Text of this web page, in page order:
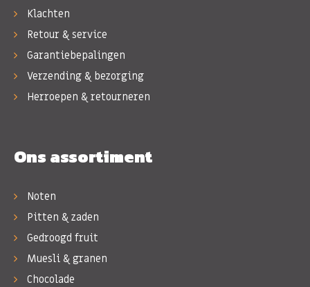
Klachten
Retour & service
Garantiebepalingen
Verzending & bezorging
Herroepen & retourneren
Ons assortiment
Noten
Pitten & zaden
Gedroogd fruit
Muesli & granen
Chocolade